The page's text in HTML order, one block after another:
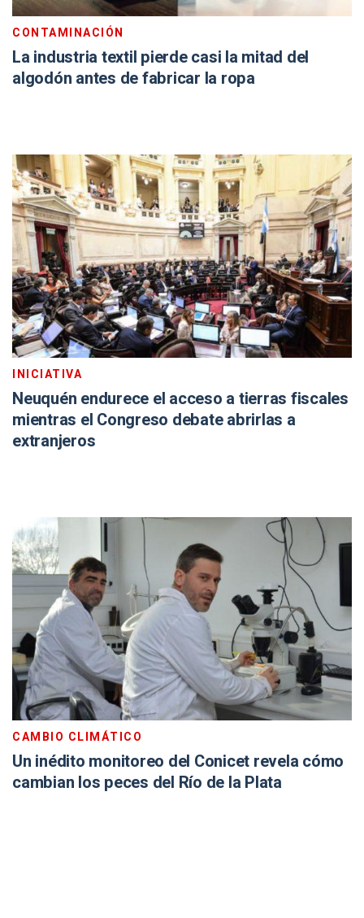
CONTAMINACIÓN
La industria textil pierde casi la mitad del
algodón antes de fabricar la ropa
INICIATIVA
Neuquén endurece el acceso a tierras fiscales
mientras el Congreso debate abrirlas a
extranjeros
CAMBIO CLIMÁTICO
Un inédito monitoreo del Conicet revela cómo
cambian los peces del Río de la Plata